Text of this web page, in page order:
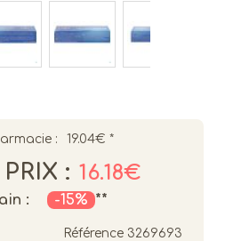
: 19.04€ *
: 16.18€
: -15% **
Référence 3269693